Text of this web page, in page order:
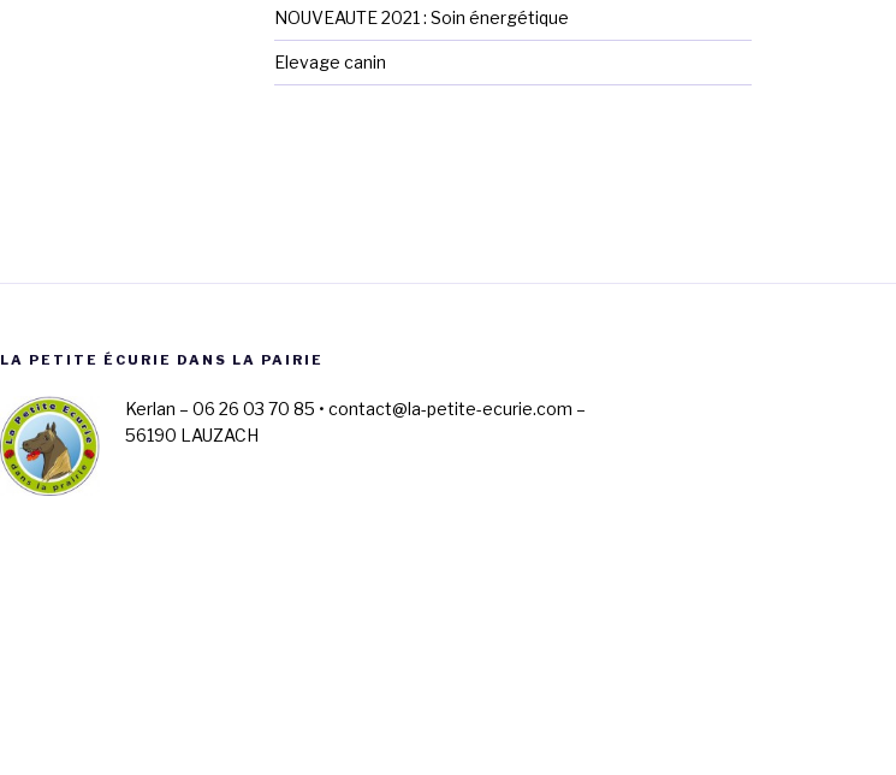
NOUVEAUTE 2021 : Soin énergétique
Elevage canin
LA PETITE ÉCURIE DANS LA PAIRIE
Kerlan – 06 26 03 70 85 • contact@la-petite-ecurie.com –
56190 LAUZACH